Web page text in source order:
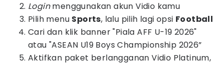
Loginmenggunakan akun Vidio kamu
Pilih menu Sports, lalu pilih lagi opsi Football
Cari dan klik banner "Piala AFF U-19 2026"
atau "ASEAN U19 Boys Championship 2026”
Aktifkan paket berlangganan Vidio Platinum,